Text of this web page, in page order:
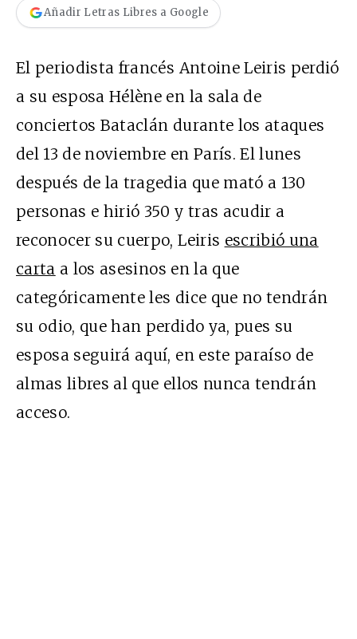
Añadir Letras Libres a Google
El periodista francés Antoine Leiris perdió
a su esposa Hélène en la sala de
conciertos Bataclán durante los ataques
del 13 de noviembre en París. El lunes
después de la tragedia que mató a 130
personas e hirió 350 y tras acudir a
reconocer su cuerpo, Leiris escribió una
carta a los asesinos en la que
categóricamente les dice que no tendrán
su odio, que han perdido ya, pues su
esposa seguirá aquí, en este paraíso de
almas libres al que ellos nunca tendrán
acceso.